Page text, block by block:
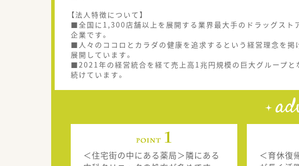
【法人特徴について】
■全国に1,300店舗以上を展開する業界最大手のドラッグスト
企業です。
■人々のココロとカラダの健康を追求するという経営理念を掲
展開しています。
■2021年の経営統合を経て売上高1兆円規模の巨大グループと
続けています。
＜住宅街の中にある薬局＞隣にある
＜育休復